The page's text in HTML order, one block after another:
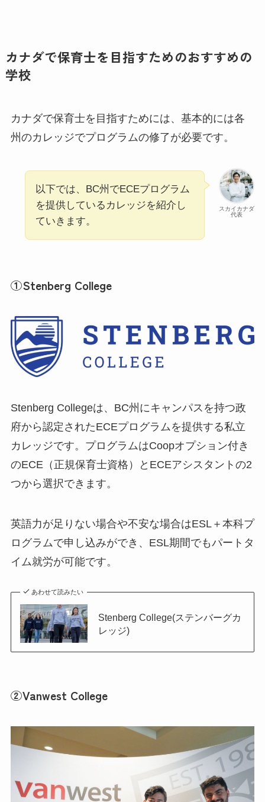
カナダで保育士を目指すためのおすすめの
学校
カナダで保育士を目指すためには、基本的には各
州のカレッジでプログラムの修了が必要です。
スカイカナダ
代表
以下では、BC州でECEプログラム
を提供しているカレッジを紹介し
ていきます。
①Stenberg College
Stenberg Collegeは、BC州にキャンパスを持つ政
府から認定されたECEプログラムを提供する私立
カレッジです。プログラムはCoopオプション付き
のECE（正規保育士資格）とECEアシスタントの2
つから選択できます。
英語力が足りない場合や不安な場合はESL＋本科プ
ログラムで申し込みができ、ESL期間でもパートタ
イム就労が可能です。
あわせて読みたい
Stenberg College(ステンバーグカ
レッジ)
②Vanwest College